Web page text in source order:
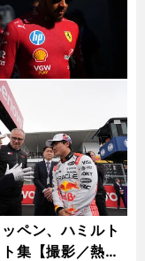
ペン、ハミルト
集【撮影／熱田